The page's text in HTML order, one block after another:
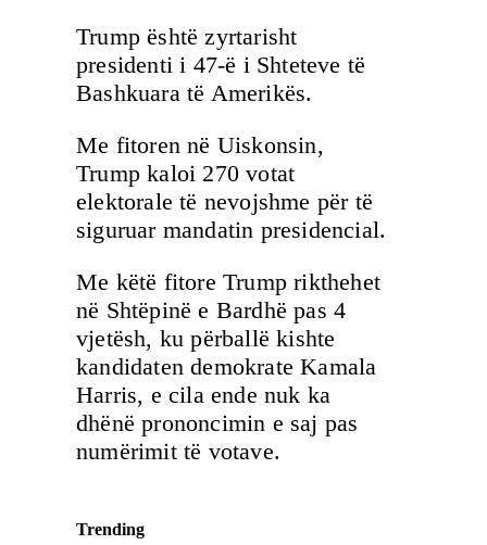
Trump është zyrtarisht
presidenti i 47-ë i Shteteve të
Bashkuara të Amerikës.
Me fitoren në Uiskonsin,
Trump kaloi 270 votat
elektorale të nevojshme për të
siguruar mandatin presidencial.
Me këtë fitore Trump rikthehet
në Shtëpinë e Bardhë pas 4
vjetësh, ku përballë kishte
kandidaten demokrate Kamala
Harris, e cila ende nuk ka
dhënë prononcimin e saj pas
numërimit të votave.
Trending